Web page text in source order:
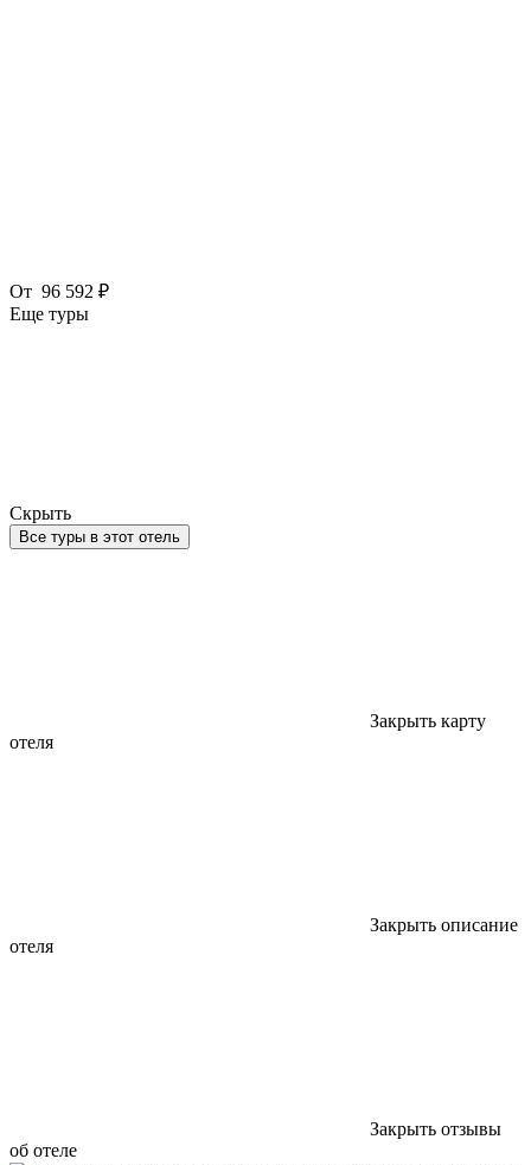
От 96 592 ₽
Еще туры
Скрыть
Все туры в этот отель
Закрыть карту
отеля
Закрыть описание
отеля
Закрыть отзывы
об отеле